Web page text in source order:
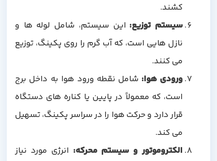
کشند.
سیستم توزیع:این سیستم، شامل لوله ها و
نازل هایی است، که آب گرم را روی پکینگ، توزیع
می کنند.
ورودی هوا:شامل نقطه ورود هوا به داخل برج
است، که معمولاً در پایین یا کناره های دستگاه
قرار دارد و حرکت هوا را در سراسر پکینگ، تسهیل
می کند.
الکتروموتور و سیستم محرکه:انرژی مورد نیاز